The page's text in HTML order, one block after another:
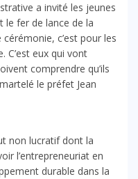
a invité les jeunes
le fer de lance de la
c’est pour les
C’est eux qui vont
comprendre qu’ils
le préfet Jean
non lucratif dont la
l’entrepreneuriat en
durable dans la